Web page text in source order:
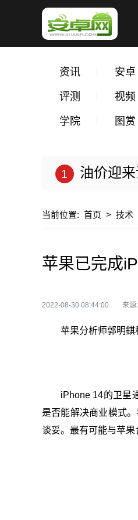
资讯 安卓
评测 视频
学院 图赏
油价迎
当前位置: 首页 > 技术
苹果已完成
2022-08-30 08:44:00 来源
苹果分析师郭明錤
iPhone 14的卫星
是否能解决商业模式
谈妥。最有可能与苹果